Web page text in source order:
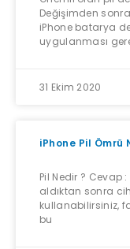
Değişimden
iPhone batarya
uygulanması
31 Ekim 2020
iPhone Pil Ömrü
Pil Nedir ? Cevap
aldıktan sonra
kullanabilirsiniz,
bu